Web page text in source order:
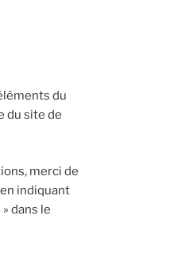
du
du site de
merci de
en indiquant
dans le